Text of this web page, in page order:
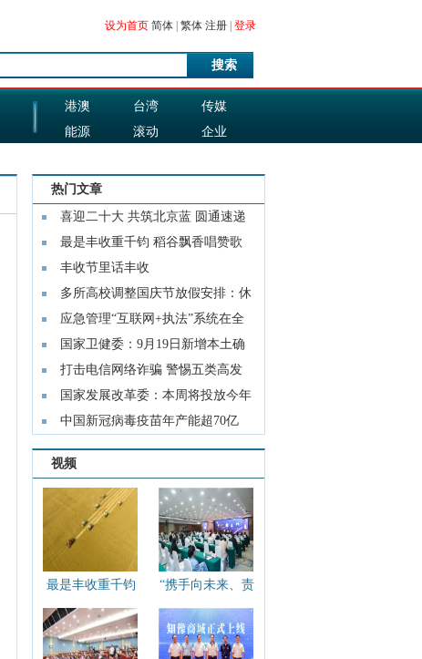
设为首页 简体 繁体 注册 登录
搜索
港澳 台湾
传媒
能源
滚动
企业
热门文章
喜迎二十大 共筑北京蓝 圆通速递
200台新
最是丰收重千钧 稻谷飘香唱赞歌
丰收节里话丰收
多所高校调整国庆节放假安排：休
两到三
应急管理“互联网+执法”系统在全
国推广
国家卫健委：9月19日新增本土确
诊病例
打击电信网络诈骗 警惕五类高发
电信网络
国家发展改革委：本周将投放今年
第二批
中国新冠病毒疫苗年产能超70亿
剂，产量
视频
最是丰收重千钧
稻谷飘香唱赞歌
“携手向未来、责
任勇担当”2022新
时代·中国商界社